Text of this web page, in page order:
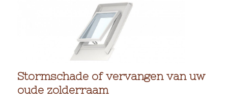
Stormschade of vervangen van uw
oude zolderraam